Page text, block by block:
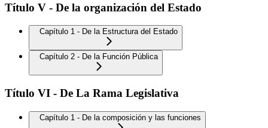
Título V - De la organización del Estado
Capítulo 1 - De la Estructura del Estado
Capítulo 2 - De la Función Pública
Título VI - De La Rama Legislativa
Capítulo 1 - De la composición y las funciones